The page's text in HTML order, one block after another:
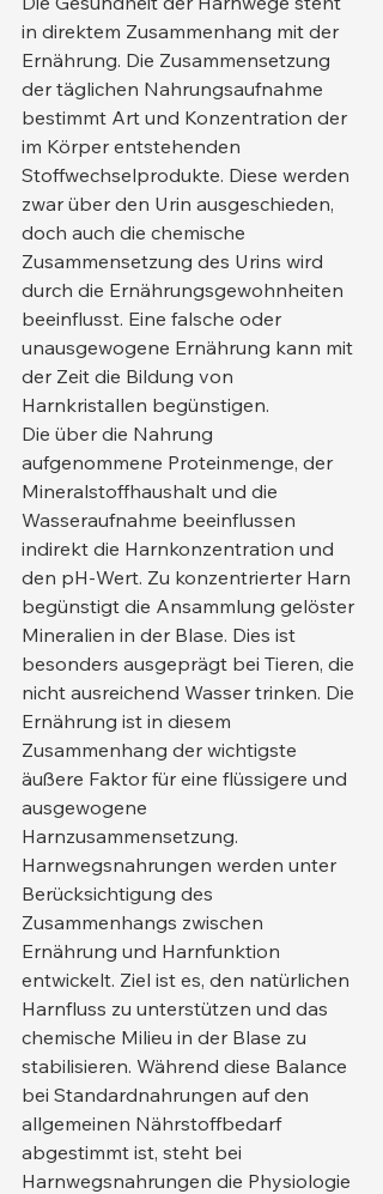
in direktem Zusammenhang mit der
Ernährung. Die Zusammensetzung
der täglichen Nahrungsaufnahme
bestimmt Art und Konzentration der
im Körper entstehenden
Stoffwechselprodukte. Diese werden
zwar über den Urin ausgeschieden,
doch auch die chemische
Zusammensetzung des Urins wird
durch die Ernährungsgewohnheiten
beeinflusst. Eine falsche oder
unausgewogene Ernährung kann mit
der Zeit die Bildung von
Harnkristallen begünstigen.
Die über die Nahrung
aufgenommene Proteinmenge, der
Mineralstoffhaushalt und die
Wasseraufnahme beeinflussen
indirekt die Harnkonzentration und
den pH-Wert. Zu konzentrierter Harn
begünstigt die Ansammlung gelöster
Mineralien in der Blase. Dies ist
besonders ausgeprägt bei Tieren, die
nicht ausreichend Wasser trinken. Die
Ernährung ist in diesem
Zusammenhang der wichtigste
äußere Faktor für eine flüssigere und
ausgewogene
Harnzusammensetzung.
Harnwegsnahrungen werden unter
Berücksichtigung des
Zusammenhangs zwischen
Ernährung und Harnfunktion
entwickelt. Ziel ist es, den natürlichen
Harnfluss zu unterstützen und das
chemische Milieu in der Blase zu
stabilisieren. Während diese Balance
bei Standardnahrungen auf den
allgemeinen Nährstoffbedarf
abgestimmt ist, steht bei
Harnwegsnahrungen die Physiologie